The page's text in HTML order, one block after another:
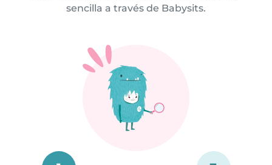
sencilla a través de Babysits.